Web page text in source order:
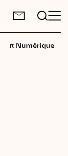
π Numérique